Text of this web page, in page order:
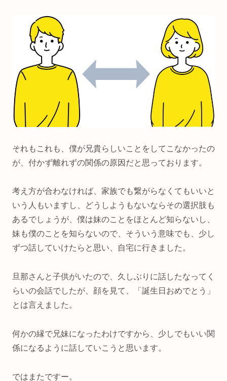
それもこれも、僕が兄貴らしいことをしてこなかったの
が、付かず離れずの関係の原因だと思っております。
考え方が合わなければ、家族でも繋がらなくてもいいと
いう人もいますし、どうしようもないならその選択肢も
あるでしょうが、僕は妹のことをほとんど知らないし、
妹も僕のことを知らないので、そういう意味でも、少し
ずつ話していけたらと思い、自宅に行きました。
旦那さんと子供がいたので、久しぶりに話したなってく
らいの会話でしたが、顔を見て、「誕生日おめでとう」
とは言えました。
何かの縁で兄妹になったわけですから、少しでもいい関
係になるように話していこうと思います。
ではまたですー。